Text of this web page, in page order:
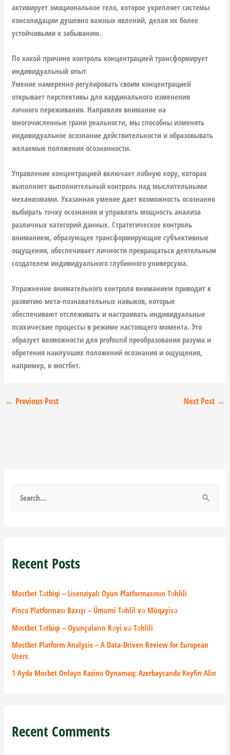
активирует эмоциональное тело, которое укрепляет системы
консолидации душевно важных явлений, делая их более
устойчивыми к забыванию.
По какой причине контроль концентрацией трансформирует
индивидуальный опыт
Умение намеренно регулировать своим концентрацией
открывает перспективы для кардинального изменения
личного переживания. Направляя внимание на
многочисленные грани реальности, мы способны изменять
индивидуальное осознание действительности и образовывать
желаемые положения осознанности.
Управление концентрацией включает лобную кору, которая
выполняет выполнительный контроль над мыслительными
механизмами. Указанная умение дает возможность осознанно
выбирать точку осознания и управлять мощность анализа
различных категорий данных. Стратегическое контроль
вниманием, образующее трансформирующие субъективные
ощущения, обеспечивает личности превращаться деятельным
создателем индивидуального глубинного универсума.
Упражнение внимательного контроля вниманием приводит к
развитию мета-познавательных навыков, которые
обеспечивают отслеживать и настраивать индивидуальные
психические процессы в режиме настоящего момента. Это
образует возможности для profound преобразования разума и
обретения наилучших положений осознания и ощущения,
например, в мостбет.
← Previous Post Next Post →
c
f
o
r
Recent Posts
Mostbet Tətbiqi – Lisenziyalı Oyun Platformasının Təhlili
Pinco Platforması Baxışı – Ümumi Təhlil və Müqayisə
Mostbet Tətbiqi – Oyunçuların Rəyi və Təhlili
Mostbet Platform Analysis – A Data-Driven Review for European
Users
1 Ayda Mosbet Onlayn Kazino Oynamaq: Azerbaycanda Keyfin Alin
Recent Comments